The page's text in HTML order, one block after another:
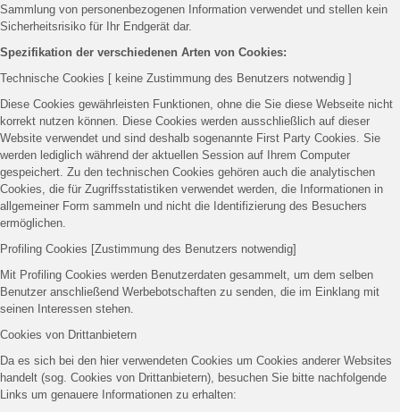
Sammlung von personenbezogenen Information verwendet und stellen kein
Sicherheitsrisiko für Ihr Endgerät dar.
Spezifikation der verschiedenen Arten von Cookies:
Technische Cookies [ keine Zustimmung des Benutzers notwendig ]
Diese Cookies gewährleisten Funktionen, ohne die Sie diese Webseite nicht
korrekt nutzen können. Diese Cookies werden ausschließlich auf dieser
Website verwendet und sind deshalb sogenannte First Party Cookies. Sie
werden lediglich während der aktuellen Session auf Ihrem Computer
gespeichert. Zu den technischen Cookies gehören auch die analytischen
Cookies, die für Zugriffsstatistiken verwendet werden, die Informationen in
allgemeiner Form sammeln und nicht die Identifizierung des Besuchers
ermöglichen.
Profiling Cookies [Zustimmung des Benutzers notwendig]
Mit Profiling Cookies werden Benutzerdaten gesammelt, um dem selben
Benutzer anschließend Werbebotschaften zu senden, die im Einklang mit
seinen Interessen stehen.
Cookies von Drittanbietern
Da es sich bei den hier verwendeten Cookies um Cookies anderer Websites
handelt (sog. Cookies von Drittanbietern), besuchen Sie bitte nachfolgende
Links um genauere Informationen zu erhalten: